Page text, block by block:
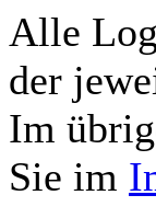
Alle
der
Im
Sie im